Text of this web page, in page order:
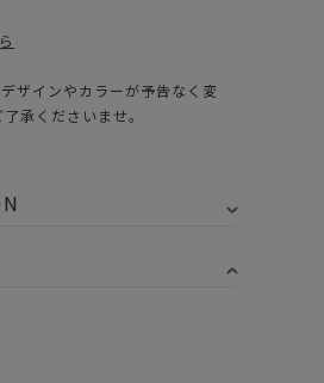
ザインやカラーが予告なく変
承くださいませ。